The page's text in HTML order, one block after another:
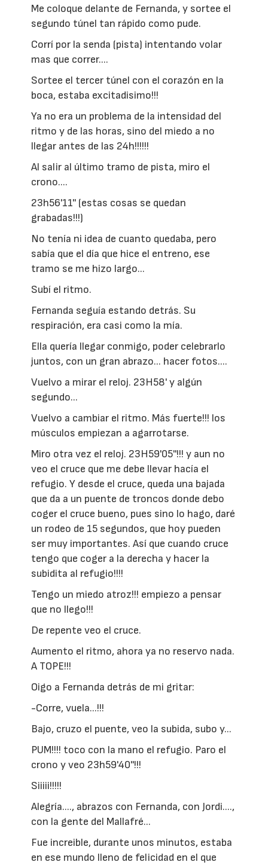
Me coloque delante de Fernanda, y sortee el
segundo túnel tan rápido como pude.
Corrí por la senda (pista) intentando volar
mas que correr....
Sortee el tercer túnel con el corazón en la
boca, estaba excitadisimo!!!
Ya no era un problema de la intensidad del
ritmo y de las horas, sino del miedo a no
llegar antes de las 24h!!!!!!
Al salir al último tramo de pista, miro el
crono....
23h56'11'' (estas cosas se quedan
grabadas!!!)
No tenía ni idea de cuanto quedaba, pero
sabía que el día que hice el entreno, ese
tramo se me hizo largo...
Subí el ritmo.
Fernanda seguía estando detrás. Su
respiración, era casi como la mía.
Ella quería llegar conmigo, poder celebrarlo
juntos, con un gran abrazo... hacer fotos....
Vuelvo a mirar el reloj. 23H58' y algún
segundo...
Vuelvo a cambiar el ritmo. Más fuerte!!! los
músculos empiezan a agarrotarse.
Miro otra vez el reloj. 23H59'05''!!! y aun no
veo el cruce que me debe llevar hacía el
refugio. Y desde el cruce, queda una bajada
que da a un puente de troncos donde debo
coger el cruce bueno, pues sino lo hago, daré
un rodeo de 15 segundos, que hoy pueden
ser muy importantes. Así que cuando cruce
tengo que coger a la derecha y hacer la
subidita al refugio!!!!
Tengo un miedo atroz!!! empiezo a pensar
que no llego!!!
De repente veo el cruce.
Aumento el ritmo, ahora ya no reservo nada.
A TOPE!!!
Oigo a Fernanda detrás de mi gritar:
-Corre, vuela...!!!
Bajo, cruzo el puente, veo la subida, subo y...
PUM!!!! toco con la mano el refugio. Paro el
crono y veo 23h59'40''!!!
Siiiii!!!!!
Alegría...., abrazos con Fernanda, con Jordi....,
con la gente del Mallafré...
Fue increible, durante unos minutos, estaba
en ese mundo lleno de felicidad en el que